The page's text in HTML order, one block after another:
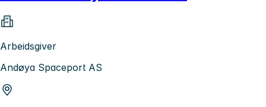
Arbeidsgiver
Andøya Spaceport AS